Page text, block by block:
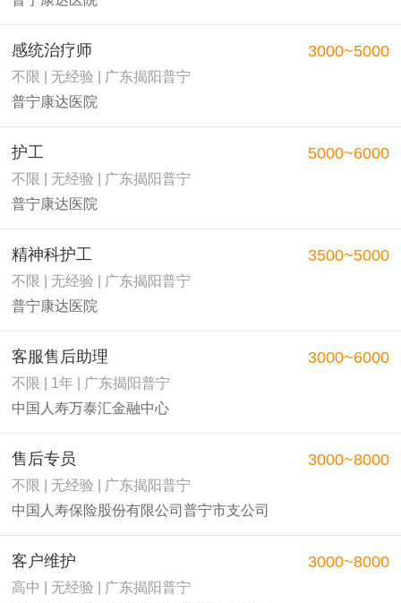
感统治疗师
不限 | 无经验 | 广东揭阳普宁
普宁康达医院
3000~5000
护工
不限 | 无经验 | 广东揭阳普宁
普宁康达医院
5000~6000
精神科护工
不限 | 无经验 | 广东揭阳普宁
普宁康达医院
3500~5000
客服售后助理
不限 | 1年 | 广东揭阳普宁
中国人寿万泰汇金融中心
3000~6000
售后专员
不限 | 无经验 | 广东揭阳普宁
中国人寿保险股份有限公司普宁市支公司
3000~8000
客户维护
高中 | 无经验 | 广东揭阳普宁
3000~8000